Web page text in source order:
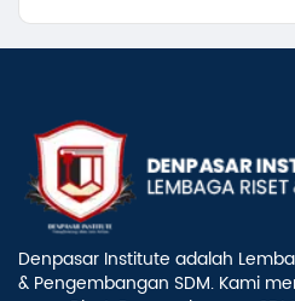
Denpasar Institute adalah
& Pengembangan SDM. Kami